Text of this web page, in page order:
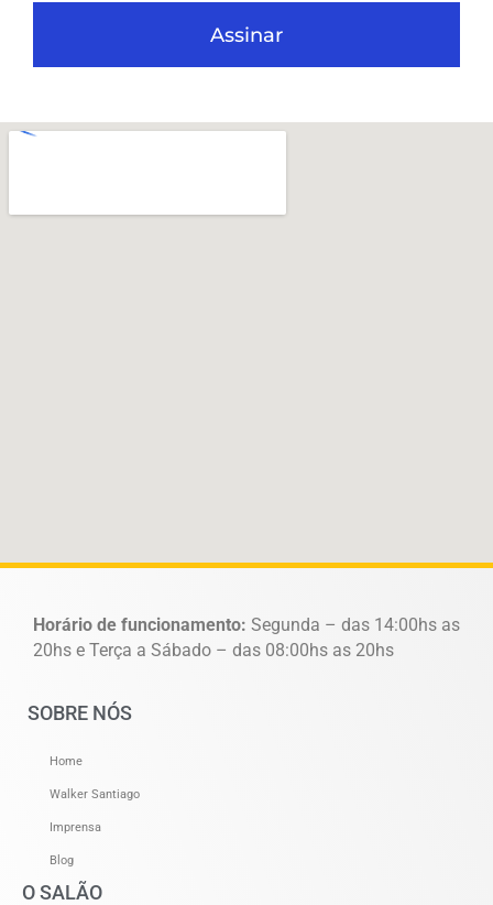
Assinar
Horário de funcionamento: Segunda – das 14:00hs as
20hs e Terça a Sábado – das 08:00hs as 20hs
SOBRE NÓS
Home
Walker Santiago
Imprensa
Blog
O SALÃO